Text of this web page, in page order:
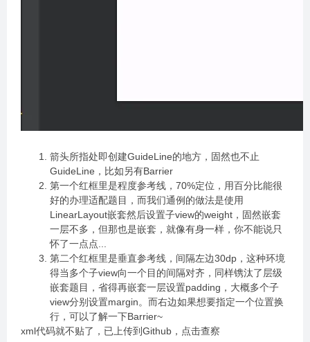
箭头所指处即创建GuideLine的地方，固然也不止
GuideLine，比如另有Barrier
第一个红框里是程度参考线，70%定位，用百分比能很
好的办理适配题目，而我们通例的做法是使用
LinearLayout嵌套然后设置子view的weight，固然嵌套
一层不多，但那也是嵌套，就像有身一样，你不能说只
怀了一点点...
第二个红框里是垂直参考线，间隔左边30dp，这种环境
得当多个子view向一个目的间隔对齐，同样镌汰了层级
嵌套题目，省得再嵌套一层设置padding，大概多个子
view分别设置margin。而右边如果想要指定一个位置换
行，可以了解一下Barrier~
xml代码就不贴了，已上传到Github，点击查察